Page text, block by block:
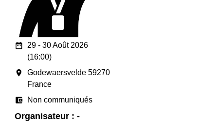
date_range
29 - 30 Août 2026
(16:00)
room
Godewaersvelde 59270
France
account_balance_wallet Non communiqués
Organisateur : -